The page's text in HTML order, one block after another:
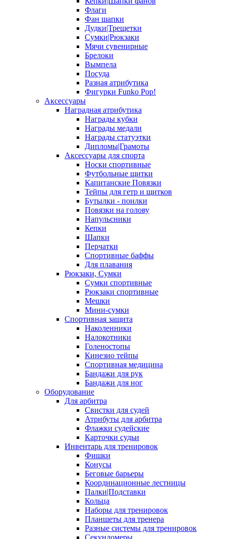
Флаги
Фан шапки
Дудки|Трещетки
Сумки|Рюкзаки
Мячи сувенирные
Брелоки
Вымпела
Посуда
Разная атрибутика
Фигурки Funko Pop!
Аксессуары
Наградная атрибутика
Награды кубки
Награды медали
Награды статуэтки
Дипломы|Грамоты
Аксессуары для спорта
Носки спортивные
Футбольные щитки
Капитанские Повязки
Тейпы для гетр и щитков
Бутылки - поилки
Повязки на голову
Напульсники
Кепки
Шапки
Перчатки
Спортивные баффы
Для плавания
Рюкзаки, Сумки
Сумки спортивные
Рюкзаки спортивные
Мешки
Мини-сумки
Спортивная защита
Наколенники
Налокотники
Голеностопы
Кинезио тейпы
Спортивная медицина
Бандажи для рук
Бандажи для ног
Оборудование
Для арбитра
Свистки для судей
Атрибуты для арбитра
Флажки судейские
Карточки судьи
Инвентарь для тренировок
Фишки
Конусы
Беговые барьеры
Координационные лестницы
Палки|Подставки
Кольца
Наборы для тренировок
Планшеты для тренера
Разные системы для тренировок
Секундомеры